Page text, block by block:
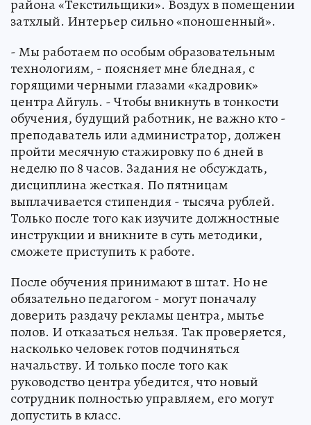
района «Текстильщики». Воздух в помещении
затхлый. Интерьер сильно «поношенный».
- Мы работаем по особым образовательным
технологиям, - поясняет мне бледная, с
горящими черными глазами «кадровик»
центра Айгуль. - Чтобы вникнуть в тонкости
обучения, будущий работник, не важно кто -
преподаватель или администратор, должен
пройти месячную стажировку по 6 дней в
неделю по 8 часов. Задания не обсуждать,
дисциплина жесткая. По пятницам
выплачивается стипендия - тысяча рублей.
Только после того как изучите должностные
инструкции и вникните в суть методики,
сможете приступить к работе.
После обучения принимают в штат. Но не
обязательно педагогом - могут поначалу
доверить раздачу рекламы центра, мытье
полов. И отказаться нельзя. Так проверяется,
насколько человек готов подчиняться
начальству. И только после того как
руководство центра убедится, что новый
сотрудник полностью управляем, его могут
допустить в класс.